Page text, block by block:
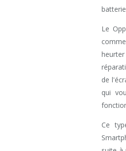
Le
de
qui
Ce